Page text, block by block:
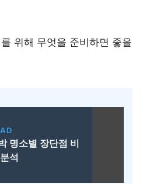
위해 무엇을 준비하면 좋을
명소별 장단점 비
석